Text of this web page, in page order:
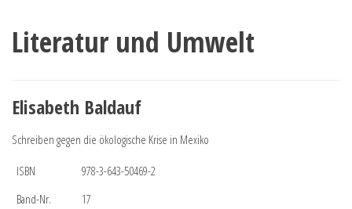
Literatur und Umwelt
Elisabeth Baldauf
Schreiben gegen die ökologische Krise in Mexiko
ISBN
978-3-643-50469-2
Band-Nr.
17